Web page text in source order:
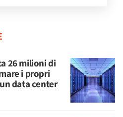
26 milioni di
i propri
data center